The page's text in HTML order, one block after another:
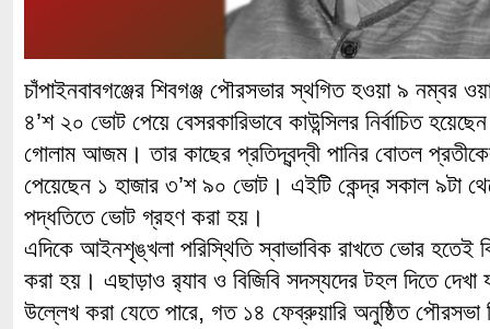
চাঁপাইনবাবগঞ্জের শিবগঞ্জ পৌরসভার স্থগিত হওয়া ৯ নম্বর
৪’শ ২০ ভোট পেয়ে বেসরকারিভাবে কাউন্সিলর নির্বাচিত
গোলাম আজম। তার কাছের প্রতিদ্বন্দ্বী পানির বোতল
পেয়েছেন ১ হাজার ৩’শ ৯০ ভোট। এইটি কেন্দ্র সকাল ৯টা
পদ্ধতিতে ভোট গ্রহণ করা হয়।
এদিকে আইনশৃঙ্খলা পরিস্থিতি স্বাভাবিক রাখতে ভোর হতেই
করা হয়। এছাড়াও র‌্যাব ও বিজিবি সদস্যদের টহল দিতে
উল্লেখ করা যেতে পারে, গত ১৪ ফেব্রুয়ারি অনুষ্ঠিত পৌরসভা